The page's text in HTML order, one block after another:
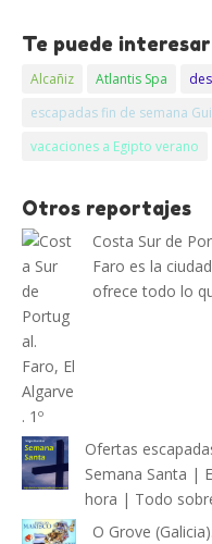
Te puede interesar
Alcañiz Atlantis Spa
escapadas fin de semana
vacaciones a Egipto verano
Otros reportajes
Costa Sur de
Faro es la
ofrece todo lo
Ofertas
Semana Santa |
hora | Todo
O Grove